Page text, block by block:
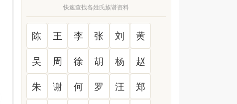
快速查找各姓氏族谱资料
陈 王 李 张 刘
黄
吴
周 徐 胡 杨
赵
朱
谢 何 罗 汪
郑